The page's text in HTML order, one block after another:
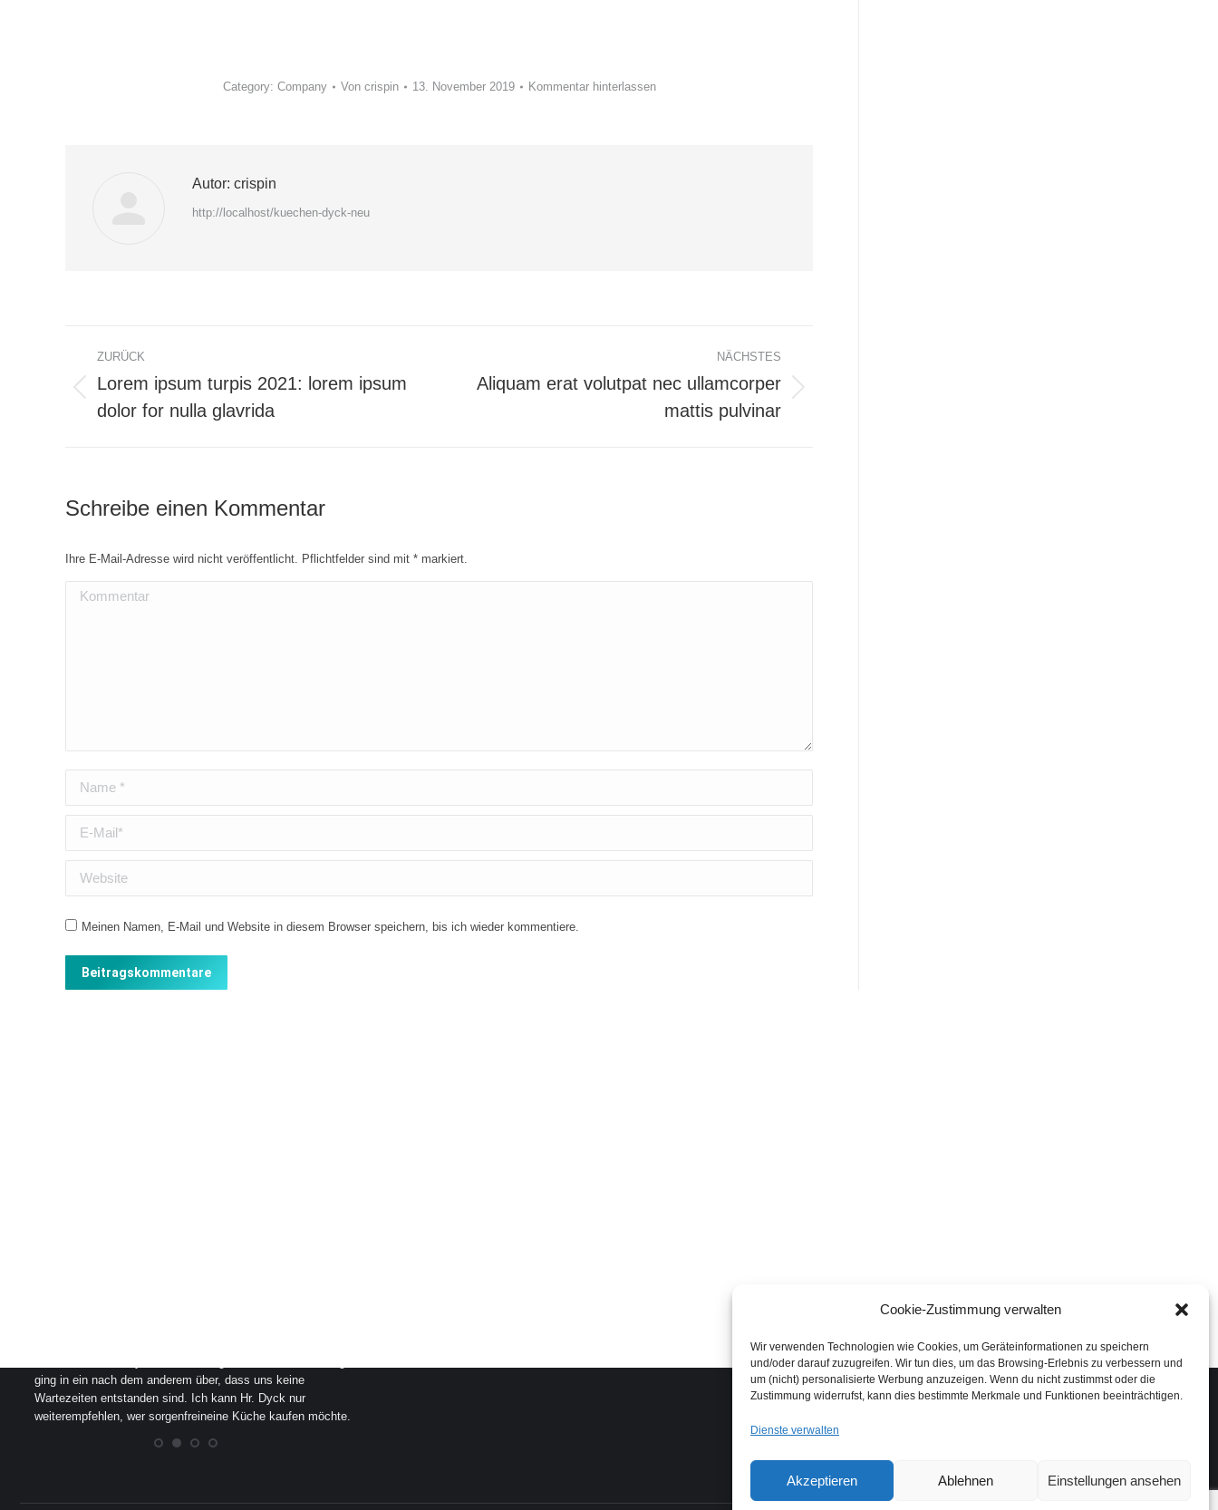
Cookie-Zustimmung verwalten
Wir verwenden Technologien wie Cookies, um Geräteinformationen zu speichern
und/oder darauf zuzugreifen. Wir tun dies, um das Browsing-Erlebnis zu verbessern und
um (nicht) personalisierte Werbung anzuzeigen. Wenn du nicht zustimmst oder die
Zustimmung widerrufst, kann dies bestimmte Merkmale und Funktionen beeinträchtigen.
Dienste verwalten
Akzeptieren Ablehnen Einstellungen ansehen
Category: Company Von crispin 13. November 2019 Kommentar hinterlassen
Autor: crispin
http://localhost/kuechen-dyck-neu
ZURÜCK
Lorem ipsum turpis 2021: lorem ipsum
dolor for nulla glavrida
NÄCHSTES
Aliquam erat volutpat nec ullamcorper
mattis pulvinar
Schreibe einen Kommentar
Ihre E-Mail-Adresse wird nicht veröffentlicht. Pflichtfelder sind mit * markiert.
Kommentar
Name *
E-Mail *
Website
Meinen Namen, E-Mail und Website in diesem Browser speichern, bis ich wieder kommentiere.
Beitragskommentare
ging in ein nach dem anderem über, dass uns keine
Wartezeiten entstanden sind. Ich kann Hr. Dyck nur
weiterempfehlen, wer sorgenfreineine Küche kaufen möchte.
Herr Dyck erfüllt jeden Wunsch, ist kompetent und sehr
zuverlässig – kurz, der perfekte Mann für Beratung, Planung
und Montage.
Urs Böllenrücher
Ich geniesse eine
und funktioneller kaum
alles dank Eugen Dyck.
termingerecht erledigt
Oberlohnstraße 3
Deutschland
E-Mail:info@kuechen-dyck.com
Mobil:+49 178 137 21 74